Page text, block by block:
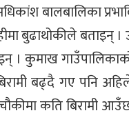
बालबालिका
बुढाथोकीले बताइन्
। कुमाख
बढ्दै गए पनि
कति बिरामी